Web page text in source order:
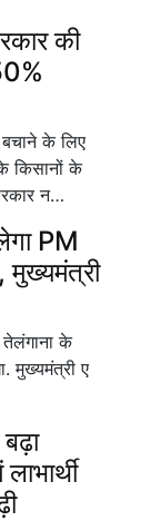
की
के लिए
किसानों के
न…
PM
के
मुख्यमंत्री ए